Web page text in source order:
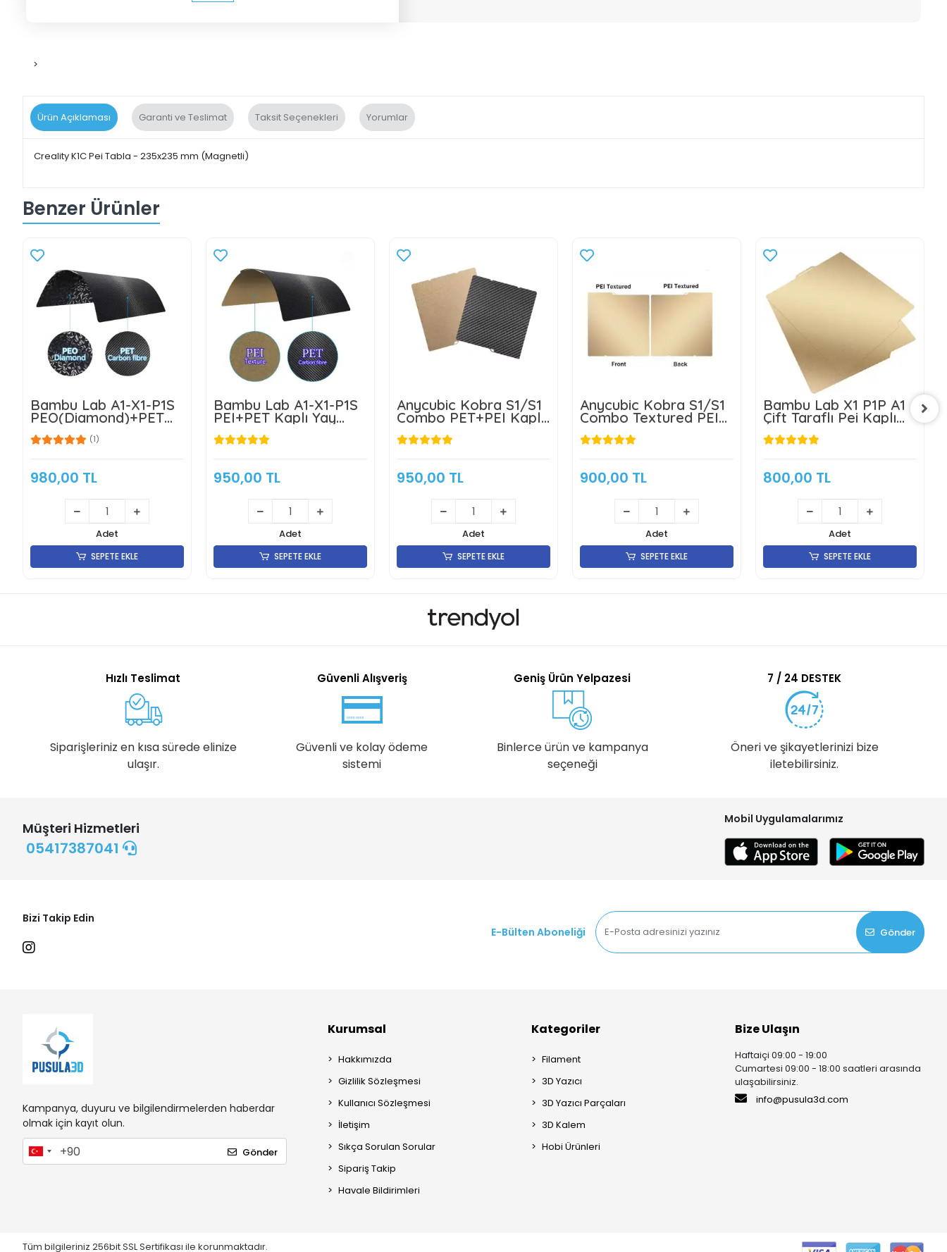
>
Ürün Açıklaması Garanti ve Teslimat Taksit Seçenekleri Yorumlar
Creality K1C Pei Tabla - 235x235 mm (Magnetli)
Benzer Ürünler
Bambu Lab A1-X1-P1S
PEO(Diamond)+PET
Kaplı Yay Çeliği
Manyetik Tabla -
Yüzlü- Klon
(1)
980,00 TL
Adet
SEPETE EKLE
Bambu Lab A1-X1-P1S
PEI+PET Kaplı Yay
Çeliği Manyetik Tabla -
256x256mm - Çift
950,00 TL
Adet
SEPETE EKLE
Anycubic Kobra S1/S1
Combo PET+PEI Kaplı
Manyetik Tabla -
264x276mm - Çift
950,00 TL
Adet
SEPETE EKLE
Anycubic Kobra S1/S1
Combo Textured PEI
Kaplı Manyetik Tabla -
264x276mm - Çift
900,00 TL
Adet
SEPETE EKLE
Bambu Lab X1 P1P A1
Çift Taraflı Pei Kaplı
Yay Çeliği Tabla-
257x257mm -KLON
800,00 TL
Adet
SEPETE EKLE
Hızlı Teslimat
Siparişleriniz en kısa sürede elinize
ulaşır.
Güvenli Alışveriş
Güvenli ve kolay ödeme
sistemi
Geniş Ürün Yelpazesi
Binlerce ürün ve kampanya
seçeneği
7 / 24 DESTEK
Öneri ve şikayetlerinizi bize
iletebilirsiniz.
Müşteri Hizmetleri
05417387041
Mobil Uygulamalarımız
Bizi Takip Edin
E-Bülten Aboneliği
Gönder
Kampanya, duyuru ve bilgilendirmelerden haberdar
olmak için kayıt olun.
Gönder
Kurumsal
Hakkımızda
Gizlilik Sözleşmesi
Kullanıcı Sözleşmesi
İletişim
Sıkça Sorulan Sorular
Sipariş Takip
Havale Bildirimleri
Kategoriler
Filament
3D Yazıcı
3D Yazıcı Parçaları
3D Kalem
Hobi Ürünleri
Bize Ulaşın
Haftaiçi 09:00 - 19:00
Cumartesi 09:00 - 18:00 saatleri arasında
ulaşabilirsiniz.
info@pusula3d.com
Tüm bilgileriniz 256bit SSL Sertifikası ile korunmaktadır.